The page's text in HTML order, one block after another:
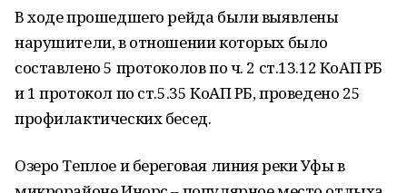
В ходе прошедшего рейда были выявлены
нарушители, в отношении которых было
составлено 5 протоколов по ч. 2 ст.13.12 КоАП РБ
и 1 протокол по ст.5.35 КоАП РБ, проведено 25
профилактических бесед.
Озеро Теплое и береговая линия реки Уфы в